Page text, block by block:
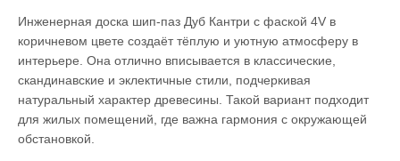
Инженерная доска шип-паз Дуб Кантри с фаской 4V в
коричневом цвете создаёт тёплую и уютную атмосферу в
интерьере. Она отлично вписывается в классические,
скандинавские и эклектичные стили, подчеркивая
натуральный характер древесины. Такой вариант подходит
для жилых помещений, где важна гармония с окружающей
обстановкой.